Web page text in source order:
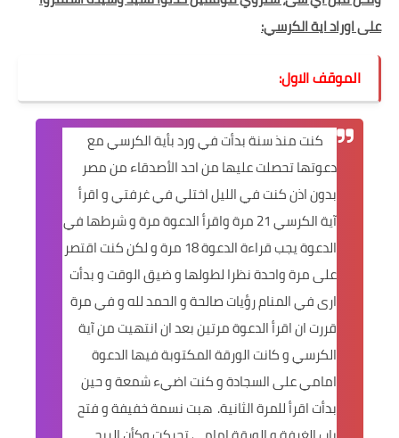
على اوراد اية الكرسي:
الموقف الاول:
كنت منذ سنة بدأت في ورد بأية الكرسي مع
دعوتها تحصلت عليها من احد الأصدقاء من مصر
بدون اذن كنت في الليل اختلي في غرفتي و اقرأ
آية الكرسي 21 مرة واقرأ الدعوة مرة و شرطها في
الدعوة يجب قراءة الدعوة 18 مرة و لكن كنت اقتصر
على مرة واحدة نظرا لطولها و ضيق الوقت و بدأت
ارى في المنام رؤيات صالحة و الحمد لله و في مرة
قررت ان اقرأ الدعوة مرتين بعد ان انتهيت من آية
الكرسي و كانت الورقة المكتوبة فيها الدعوة
امامي على السجادة و كنت اضيء شمعة و حين
بدأت اقرأ للمرة الثانية. هبت نسمة خفيفة و فتح